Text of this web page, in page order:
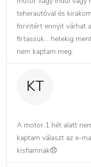
teherautóval és
forintért ennyit várhat
firtassuk… hetekig
nem kaptam meg.
KT
A motor 1 hét alatt
kaptam választ az e-
kisfiamnak😞